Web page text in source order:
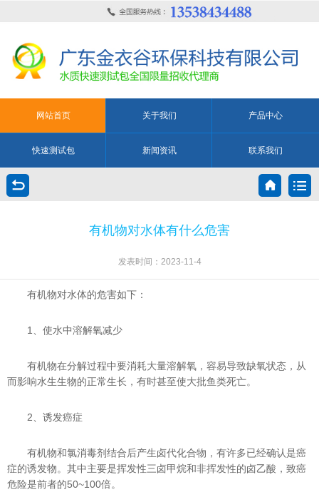
网站首页 关于我们 产品中心
快速测试包 新闻资讯 联系我们
有机物对水体有什么危害
发表时间：2023-11-4
有机物对水体的危害如下：
1、使水中溶解氧减少
有机物在分解过程中要消耗大量溶解氧，容易导致缺氧状态，从
而影响水生生物的正常生长，有时甚至使大批鱼类死亡。
2、诱发癌症
有机物和氯消毒剂结合后产生卤代化合物，有许多已经确认是癌
症的诱发物。其中主要是挥发性三卤甲烷和非挥发性的卤乙酸，致癌
危险是前者的50~100倍。